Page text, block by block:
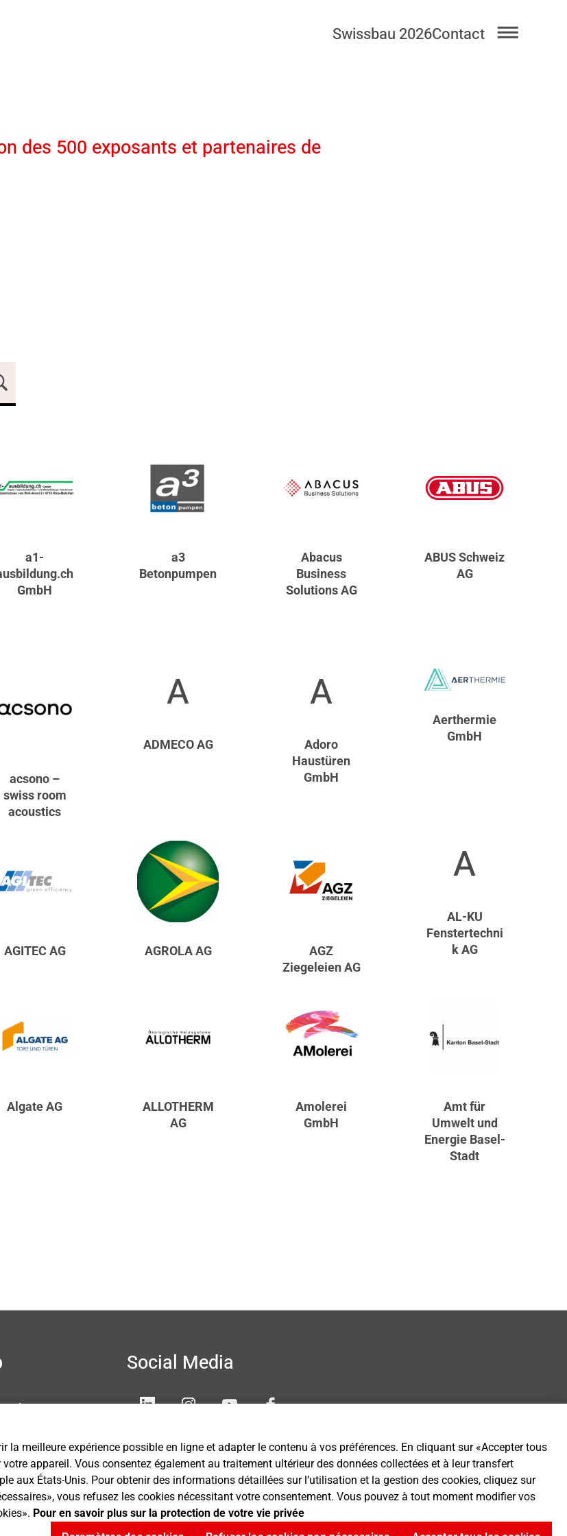
Swissbau 2026Contact
des 500 exposants et partenaires de
a1-
GmbH
a3
Betonpumpen
Abacus
Business
Solutions AG
ABUS Schweiz
AG
acsono –
swiss room
acoustics
A
ADMECO AG
A
Adoro
Haustüren
GmbH
Aerthermie
GmbH
AGITEC AG AGROLA AG
AGZ
Ziegeleien AG
A
AL-KU
Fenstertechni
k AG
Algate AG
ALLOTHERM
AG
Amolerei
GmbH
Amt für
Umwelt und
Energie Basel-
Stadt
Social Media
meilleure expérience possible en ligne et adapter le contenu à vos préférences. En cliquant sur «Accepter tous
appareil. Vous consentez également au traitement ultérieur des données collectées et à leur transfert
aux États-Unis. Pour obtenir des informations détaillées sur l’utilisation et la gestion des cookies, cliquez sur
vous refusez les cookies nécessitant votre consentement. Vous pouvez à tout moment modifier vos
Pour en savoir plus sur la protection de votre vie privée